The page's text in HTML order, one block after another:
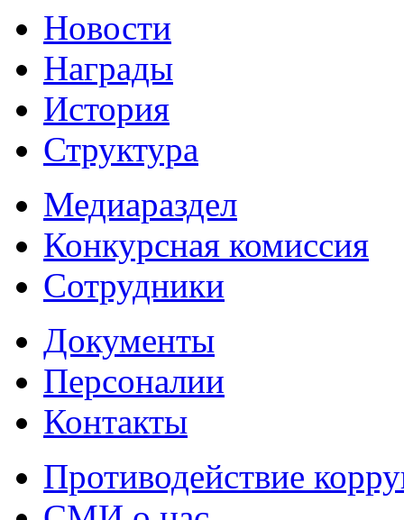
Новости
Награды
История
Структура
Медиараздел
Конкурсная комиссия
Сотрудники
Документы
Персоналии
Контакты
Противодействие